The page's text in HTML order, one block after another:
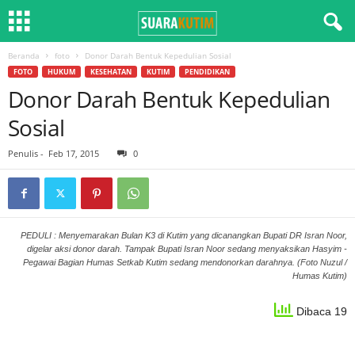
Beranda foto Donor Darah Bentuk Kepedulian Sosial
FOTO HUKUM KESEHATAN KUTIM PENDIDIKAN
Donor Darah Bentuk Kepedulian
Sosial
Penulis - Feb 17, 2015 0
PEDULI : Menyemarakan Bulan K3 di Kutim yang dicanangkan Bupati DR Isran Noor,
digelar aksi donor darah. Tampak Bupati Isran Noor sedang menyaksikan Hasyim -
Pegawai Bagian Humas Setkab Kutim sedang mendonorkan darahnya. (Foto Nuzul /
Humas Kutim)
Dibaca 19